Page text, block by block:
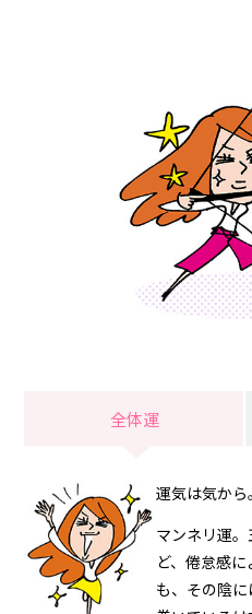
全体運
運気は気か
マンネリ運
ど、倦怠感
も、その陰